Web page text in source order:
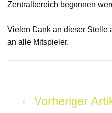
Zentralbereich begonnen
Vielen Dank an dieser Stelle
an alle Mitspieler.
Vorheriger